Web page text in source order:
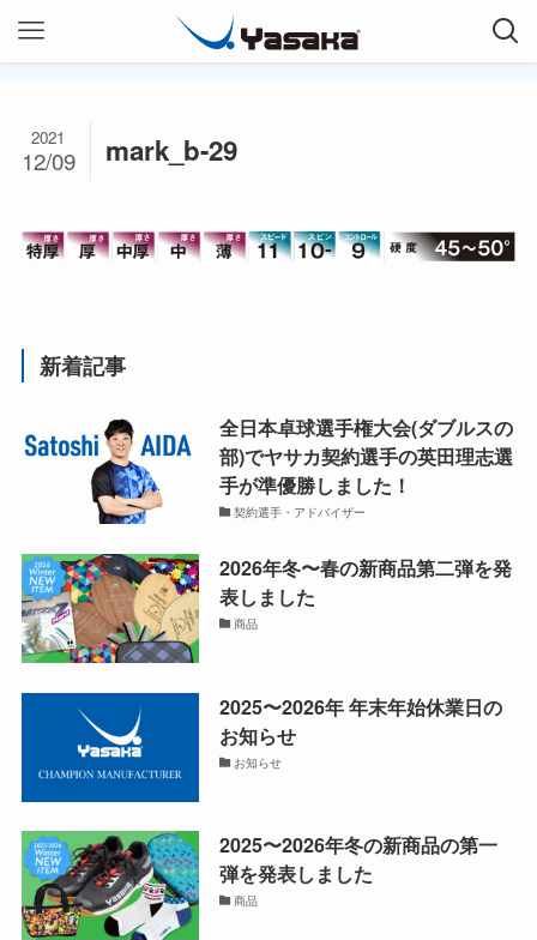
mark_b-29
2021
12/09
新着記事
全日本卓球選手権大会(ダブルスの
部)でヤサカ契約選手の英田理志選
手が準優勝しました！
契約選手・アドバイザー
2026年冬〜春の新商品第二弾を発
表しました
商品
2025〜2026年 年末年始休業日の
お知らせ
お知らせ
2025〜2026年冬の新商品の第一
弾を発表しました
商品